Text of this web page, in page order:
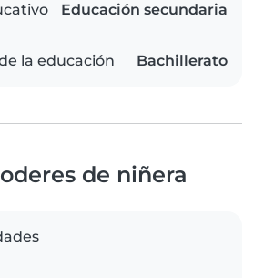
Educación secundaria
la educación Bachillerato
de niñera